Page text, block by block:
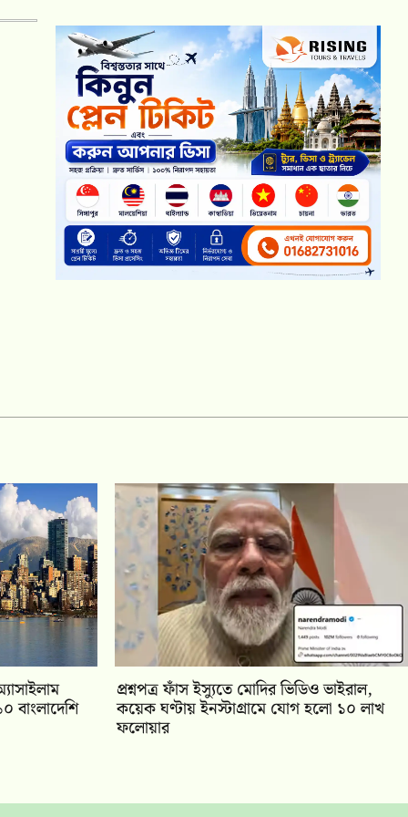
বাংলাদেশি
প্রশ্নপত্র ফাঁস ইস্যুতে মোদির ভিডিও ভাইরাল,
কয়েক ঘণ্টায় ইনস্টাগ্রামে যোগ হলো ১০ লাখ
ফলোয়ার